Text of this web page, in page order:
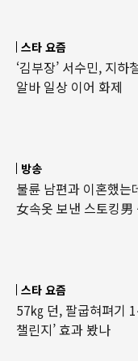
스타 요즘
‘김부장’ 서수민, 지
알바 일상 이어 화제
방송
불륜 남편과 이혼했는
女속옷 보낸 스토킹男
스타 요즘
57㎏ 던, 팔굽혀펴기
챌린지’ 효과 봤나